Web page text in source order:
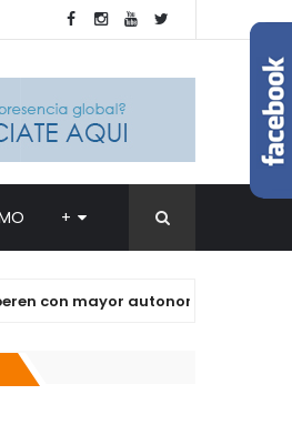
+
mayor autonomía en los próximos